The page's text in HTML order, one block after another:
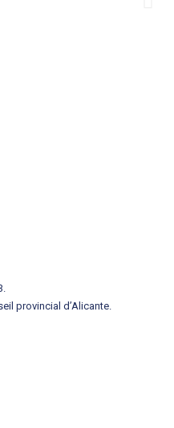
provincial d’Alicante.